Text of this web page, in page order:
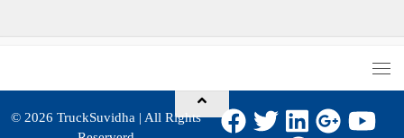
© 2026 TruckSuvidha| All Rights